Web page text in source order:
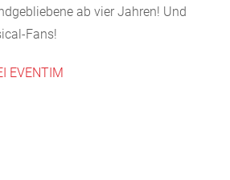
ab vier Jahren! Und
Fans!
EVENTIM